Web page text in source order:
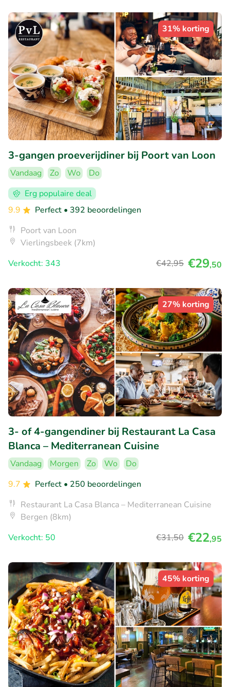
31% korting
3-gangen proeverijdiner bij Poort van Loon
Vandaag Zo Wo
Do
Erg populaire deal
9.9
Perfect • 392 beoordelingen
Poort van Loon
Vierlingsbeek (7km)
Verkocht: 343
€42,95 €29,50
27% korting
3- of 4-gangendiner bij Restaurant La Casa
Blanca – Mediterranean Cuisine
Vandaag Morgen Zo Wo
Do
9.7
Perfect • 250 beoordelingen
Restaurant La Casa Blanca – Mediterranean Cuisine
Bergen (8km)
Verkocht: 50
€31,50 €22,95
45% korting